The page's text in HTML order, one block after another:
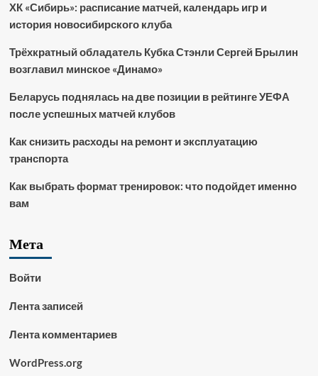
ХК «Сибирь»: расписание матчей, календарь игр и
история новосибирского клуба
Трёхкратный обладатель Кубка Стэнли Сергей Брылин
возглавил минское «Динамо»
Беларусь поднялась на две позиции в рейтинге УЕФА
после успешных матчей клубов
Как снизить расходы на ремонт и эксплуатацию
транспорта
Как выбрать формат тренировок: что подойдет именно
вам
Мета
Войти
Лента записей
Лента комментариев
WordPress.org